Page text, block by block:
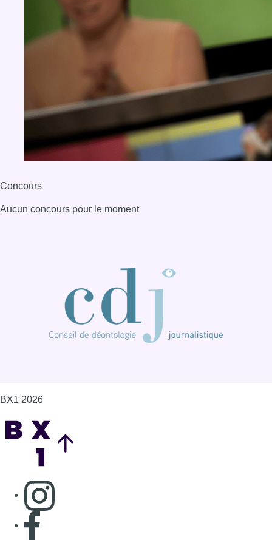
Concours
Aucun concours pour le moment
BX1 2026
Consulter page Instagram
Consulter page Facebook